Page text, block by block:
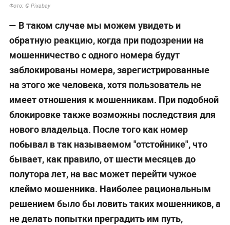
Фото: © Pixabay
— В таком случае мы можем увидеть и
обратную реакцию, когда при подозрении на
мошенничество с одного номера будут
заблокированы номера, зарегистрированные
на этого же человека, хотя пользователь не
имеет отношения к мошенникам. При подобной
блокировке также возможны последствия для
нового владельца. После того как номер
побывал в так называемом "отстойнике", что
бывает, как правило, от шести месяцев до
полутора лет, на вас может перейти чужое
клеймо мошенника. Наиболее рациональным
решением было бы ловить таких мошенников, а
не делать попытки преградить им путь,